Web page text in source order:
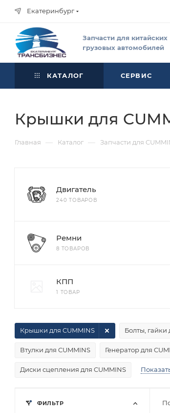
Екатеринбург
Запчасти для китайских
грузовых автомобилей
КАТАЛОГ СЕРВИС
Крышки для
Главная — Каталог — Запчасти для
Двигатель
240 ТОВАРОВ
Ремни
8 ТОВАРОВ
КПП
1 ТОВАР
Болты, гайки
Втулки для CUMMINS Генератор для
Диски сцепления для CUMMINS
Крышки для CUMMINS
ФИЛЬТР